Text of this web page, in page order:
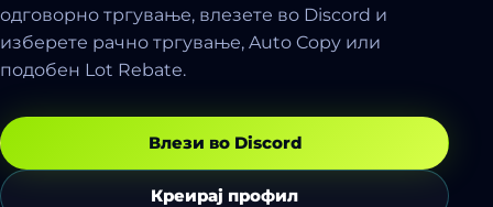
одговорно тргување, влезете во Discord и
изберете рачно тргување, Auto Copy или
подобен Lot Rebate.
Влези во Discord
Креирај профил